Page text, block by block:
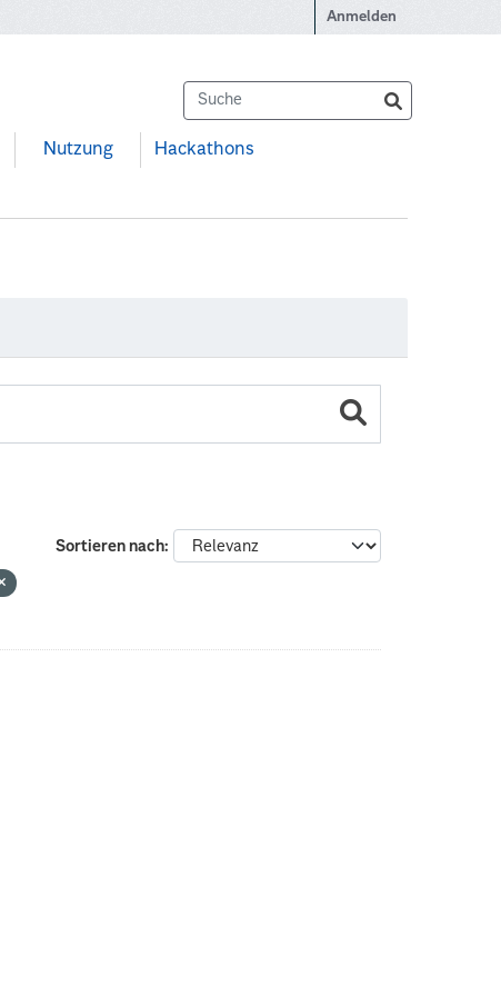
Anmelden
Nutzung Hackathons
Sortieren nach